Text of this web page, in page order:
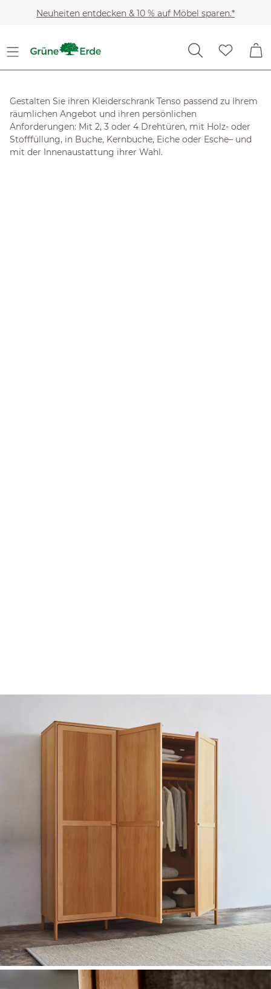
Zum Hauptinhalt springen
Neuheiten entdecken & 10 % auf Möbel sparen.*
Tenso Konfigurator
Gestalten Sie ihren Kleiderschrank Tenso passend zu Ihrem
räumlichen Angebot und ihren persönlichen
Anforderungen: Mit 2, 3 oder 4 Drehtüren, mit Holz- oder
Stofffüllung, in Buche, Kernbuche, Eiche oder Esche– und
mit der Innenaustattung ihrer Wahl.